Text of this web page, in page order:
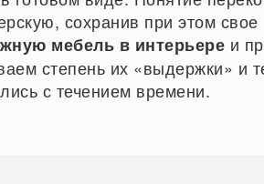
сохранив при этом свое
мебель в интерьере и
степень их «выдержки» и
с течением времени.